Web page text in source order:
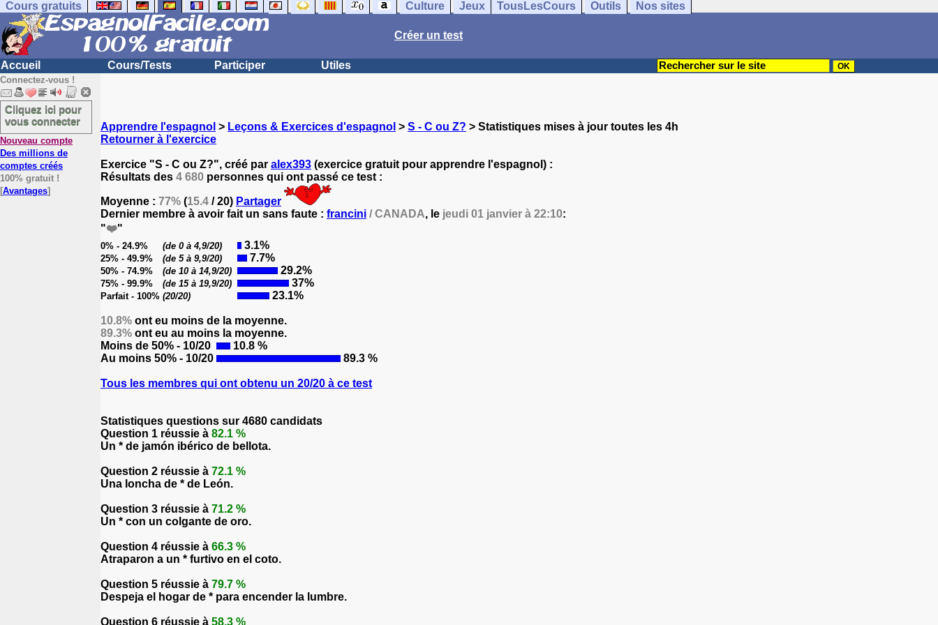
Cours gratuits Culture Jeux TousLesCours Outils Nos sites
Créer un test
Accueil Cours/Tests Participer Utiles
Connectez-vous !
Cliquez ici pour
vous connecter
Nouveau compte
Des millions de
comptes créés
100% gratuit !
[Avantages]
Apprendre l'espagnol > Leçons & Exercices d'espagnol > S - C ou Z? > Statistiques mises à jour toutes les 4h
Retourner à l'exercice
Exercice "S - C ou Z?", créé par alex393 (exercice gratuit pour apprendre l'espagnol) :
Résultats des 4 680 personnes qui ont passé ce test :
Moyenne : 77% (15.4 / 20) Partager
Dernier membre à avoir fait un sans faute : francini / CANADA, le jeudi 01 janvier à 22:10:
"❤️"
0% - 24.9% (de 0 à 4,9/20) 3.1%
25% - 49.9% (de 5 à 9,9/20) 7.7%
50% - 74.9% (de 10 à 14,9/20) 29.2%
75% - 99.9% (de 15 à 19,9/20) 37%
Parfait - 100% (20/20) 23.1%
10.8% ont eu moins de la moyenne.
89.3% ont eu au moins la moyenne.
Moins de 50% - 10/20
10.8 %
Au moins 50% - 10/20
89.3 %
Tous les membres qui ont obtenu un 20/20 à ce test
Statistiques questions sur 4680 candidats
Question 1 réussie à 82.1 %
Un * de jamón ibérico de bellota.
Question 2 réussie à 72.1 %
Una loncha de * de León.
Question 3 réussie à 71.2 %
Un * con un colgante de oro.
Question 4 réussie à 66.3 %
Atraparon a un * furtivo en el coto.
Question 5 réussie à 79.7 %
Despeja el hogar de * para encender la lumbre.
Question 6 réussie à 58.3 %